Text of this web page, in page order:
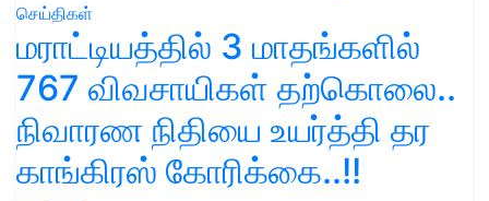
செய்திகள்
மராட்டியத்தில் 3 மாதங்களில்
767 விவசாயிகள் தற்கொலை..
நிவாரண நிதியை உயர்த்தி தர
காங்கிரஸ் கோரிக்கை..!!